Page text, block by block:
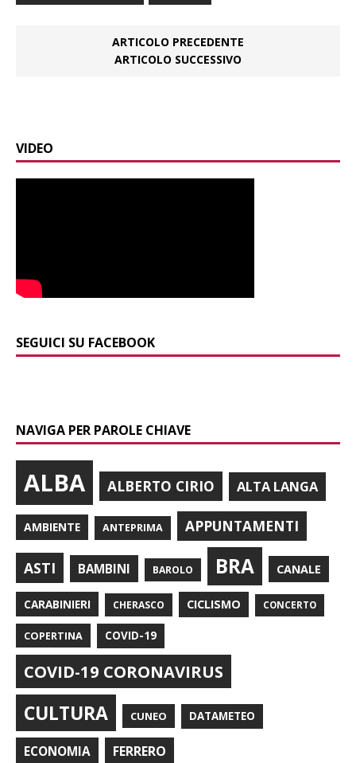
ARTICOLO PRECEDENTE
ARTICOLO SUCCESSIVO
VIDEO
SEGUICI SU FACEBOOK
NAVIGA PER PAROLE CHIAVE
ALBA ALBERTO CIRIO ALTA LANGA
AMBIENTE ANTEPRIMA APPUNTAMENTI
ASTI BAMBINI BAROLO BRA CANALE
CARABINIERI CHERASCO CICLISMO CONCERTO
COPERTINA COVID-19
COVID-19 CORONAVIRUS
CULTURA CUNEO DATAMETEO
ECONOMIA FERRERO